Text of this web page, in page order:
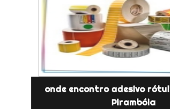
onde encontro adesivo
Pirambóia